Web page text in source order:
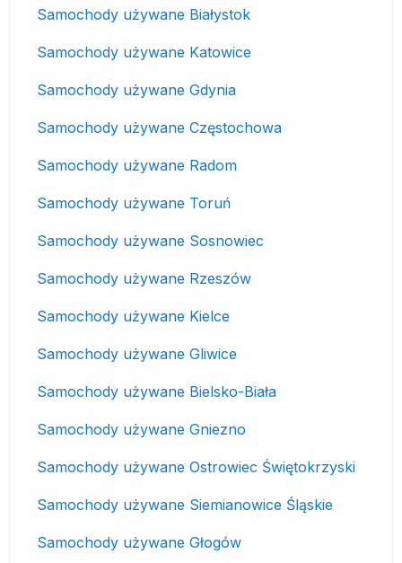
Samochody używane Białystok
Samochody używane Katowice
Samochody używane Gdynia
Samochody używane Częstochowa
Samochody używane Radom
Samochody używane Toruń
Samochody używane Sosnowiec
Samochody używane Rzeszów
Samochody używane Kielce
Samochody używane Gliwice
Samochody używane Bielsko-Biała
Samochody używane Gniezno
Samochody używane Ostrowiec Świętokrzyski
Samochody używane Siemianowice Śląskie
Samochody używane Głogów